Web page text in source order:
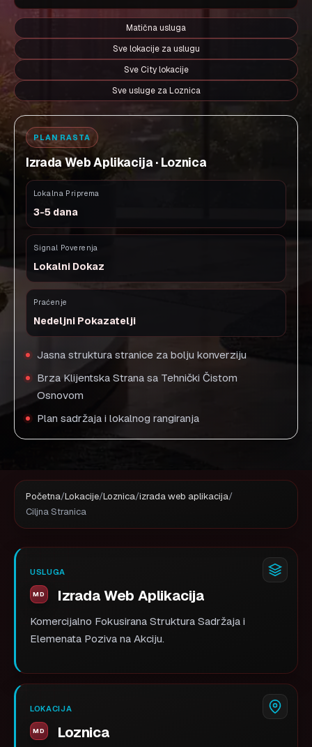
Matična usluga
Sve lokacije za uslugu
Sve City lokacije
Sve usluge za Loznica
PLAN RASTA
Izrada Web Aplikacija · Loznica
Lokalna Priprema
3-5 dana
Signal Poverenja
Lokalni Dokaz
Praćenje
Nedeljni Pokazatelji
Jasna struktura stranice za bolju konverziju
Brza Klijentska Strana sa Tehnički Čistom
Osnovom
Plan sadržaja i lokalnog rangiranja
Početna/Lokacije/Loznica/izrada web aplikacija/
Ciljna Stranica
USLUGA
Izrada Web Aplikacija
Komercijalno Fokusirana Struktura Sadržaja i
Elemenata Poziva na Akciju.
LOKACIJA
Loznica